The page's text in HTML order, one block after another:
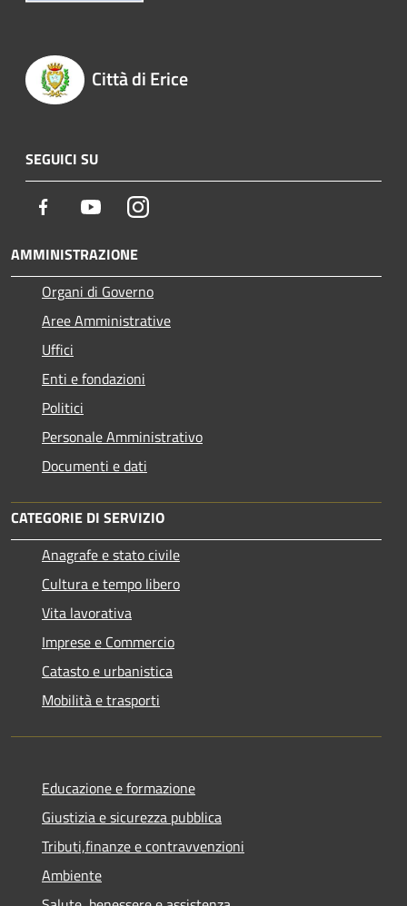
Città di Erice
SEGUICI SU
Facebook YoutubeInstagram
AMMINISTRAZIONE
Organi di Governo
Aree Amministrative
Uffici
Enti e fondazioni
Politici
Personale Amministrativo
Documenti e dati
CATEGORIE DI SERVIZIO
Anagrafe e stato civile
Cultura e tempo libero
Vita lavorativa
Imprese e Commercio
Catasto e urbanistica
Mobilità e trasporti
Educazione e formazione
Giustizia e sicurezza pubblica
Tributi,finanze e contravvenzioni
Ambiente